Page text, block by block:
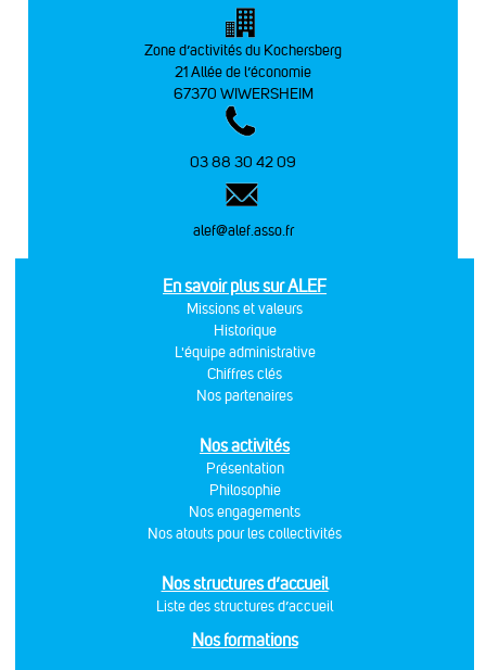
Zone d’activités du Kochersberg
21 Allée de l’économie
67370 WIWERSHEIM
03 88 30 42 09
alef@alef.asso.fr
En savoir plus sur ALEF
Missions et valeurs
Historique
L'équipe administrative
Chiffres clés
Nos partenaires
Nos activités
Présentation
Philosophie
Nos engagements
Nos atouts pour les collectivités
Nos structures d’accueil
Liste des structures d’accueil
Nos formations